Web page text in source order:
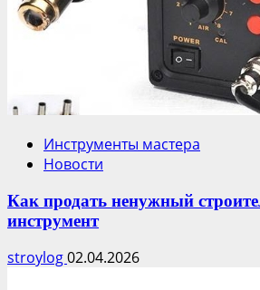
Инструменты мастера
Новости
Как продать ненужный
инструмент
stroylog02.04.2026